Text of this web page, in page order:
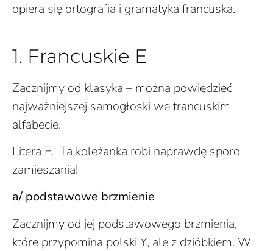
opiera się ortografia i gramatyka francuska.
1. Francuskie E
Zacznijmy od klasyka – można powiedzieć
najważniejszej samogłoski we francuskim
alfabecie.
Litera E. Ta koleżanka robi naprawdę sporo
zamieszania!
a/ podstawowe brzmienie
Zacznijmy od jej podstawowego brzmienia,
które przypomina polski Y, ale z dzióbkiem. W